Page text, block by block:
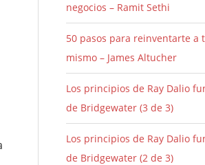
negocios – Ramit Sethi
50 pasos para reinventarte a
mismo – James Altucher
Los principios de Ray Dalio
de Bridgewater (3 de 3)
Los principios de Ray Dalio
de Bridgewater (2 de 3)